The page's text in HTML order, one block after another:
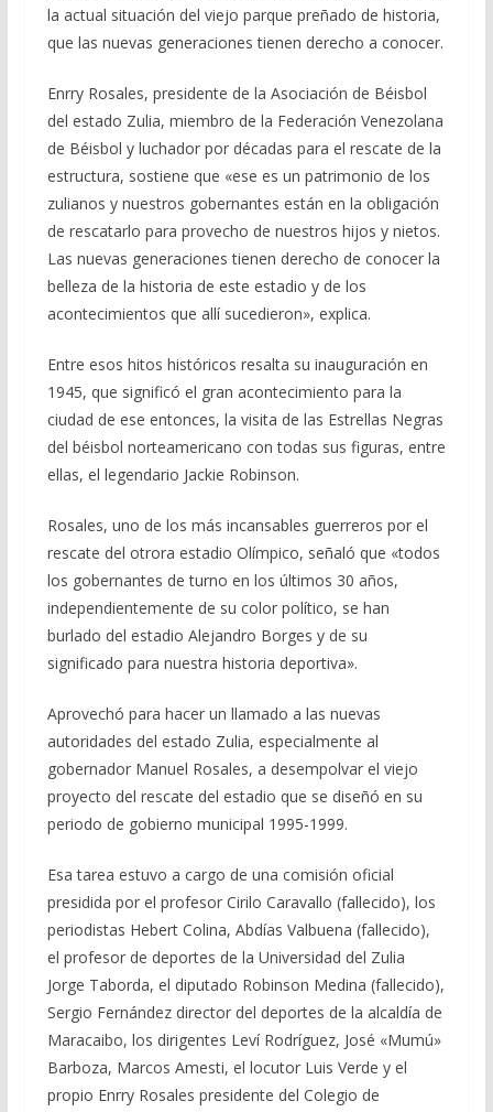
la actual situación del viejo parque preñado de historia,
que las nuevas generaciones tienen derecho a conocer.
Enrry Rosales, presidente de la Asociación de Béisbol
del estado Zulia, miembro de la Federación Venezolana
de Béisbol y luchador por décadas para el rescate de la
estructura, sostiene que «ese es un patrimonio de los
zulianos y nuestros gobernantes están en la obligación
de rescatarlo para provecho de nuestros hijos y nietos.
Las nuevas generaciones tienen derecho de conocer la
belleza de la historia de este estadio y de los
acontecimientos que allí sucedieron», explica.
Entre esos hitos históricos resalta su inauguración en
1945, que significó el gran acontecimiento para la
ciudad de ese entonces, la visita de las Estrellas Negras
del béisbol norteamericano con todas sus figuras, entre
ellas, el legendario Jackie Robinson.
Rosales, uno de los más incansables guerreros por el
rescate del otrora estadio Olímpico, señaló que «todos
los gobernantes de turno en los últimos 30 años,
independientemente de su color político, se han
burlado del estadio Alejandro Borges y de su
significado para nuestra historia deportiva».
Aprovechó para hacer un llamado a las nuevas
autoridades del estado Zulia, especialmente al
gobernador Manuel Rosales, a desempolvar el viejo
proyecto del rescate del estadio que se diseñó en su
periodo de gobierno municipal 1995-1999.
Esa tarea estuvo a cargo de una comisión oficial
presidida por el profesor Cirilo Caravallo (fallecido), los
periodistas Hebert Colina, Abdías Valbuena (fallecido),
el profesor de deportes de la Universidad del Zulia
Jorge Taborda, el diputado Robinson Medina (fallecido),
Sergio Fernández director del deportes de la alcaldía de
Maracaibo, los dirigentes Leví Rodríguez, José «Mumú»
Barboza, Marcos Amesti, el locutor Luis Verde y el
propio Enrry Rosales presidente del Colegio de